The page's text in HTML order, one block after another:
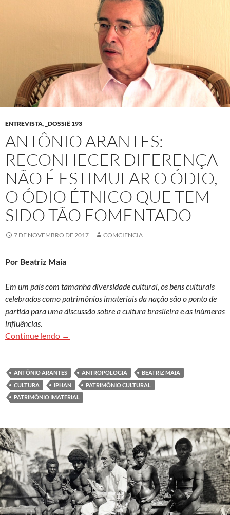
ENTREVISTA, _DOSSIÊ 193
ANTÔNIO ARANTES:
RECONHECER DIFERENÇA
NÃO É ESTIMULAR O ÓDIO,
O ÓDIO ÉTNICO QUE TEM
SIDO TÃO FOMENTADO
7 DE NOVEMBRO DE 2017 COMCIENCIA
Por Beatriz Maia
Em um país com tamanha diversidade cultural, os bens culturais
celebrados como patrimônios imateriais da nação são o ponto de
partida para uma discussão sobre a cultura brasileira e as inúmeras
influências.
Continue lendo Antônio Arantes: reconhecer diferença não é
→
ANTÔNIO ARANTES ANTROPOLOGIA
BEATRIZ MAIA
CULTURA
IPHAN
PATRIMÔNIO CULTURAL
PATRIMÔNIO IMATERIAL